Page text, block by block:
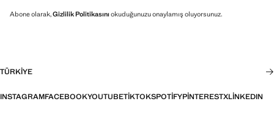
Abone olarak,Gizlilik Politikasını okuduğunuzu onaylamış oluyorsunuz.
TÜRKIYE
INSTAGRAMFACEBOOKYOUTUBETIKTOKSPOTIFYPINTERESTXLINKEDIN